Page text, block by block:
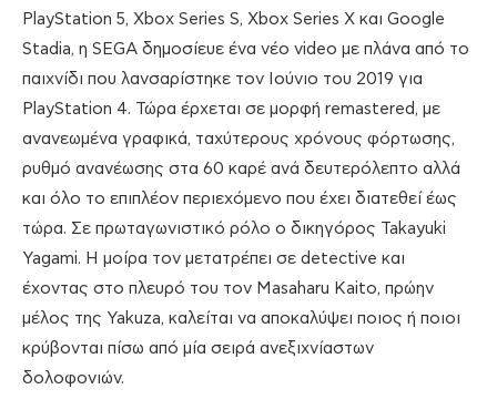
PlayStation 5, Xbox Series S, Xbox Series X και Google
Stadia, η SEGA δημοσίευε ένα νέο video με πλάνα από το
παιχνίδι που λανσαρίστηκε τον Ιούνιο του 2019 για
PlayStation 4. Τώρα έρχεται σε μορφή remastered, με
ανανεωμένα γραφικά, ταχύτερους χρόνους φόρτωσης,
ρυθμό ανανέωσης στα 60 καρέ ανά δευτερόλεπτο αλλά
και όλο το επιπλέον περιεχόμενο που έχει διατεθεί έως
τώρα. Σε πρωταγωνιστικό ρόλο ο δικηγόρος Takayuki
Yagami. Η μοίρα τον μετατρέπει σε detective και
έχοντας στο πλευρό του τον Masaharu Kaito, πρώην
μέλος της Yakuza, καλείται να αποκαλύψει ποιος ή ποιοι
κρύβονται πίσω από μία σειρά ανεξιχνίαστων
δολοφονιών.